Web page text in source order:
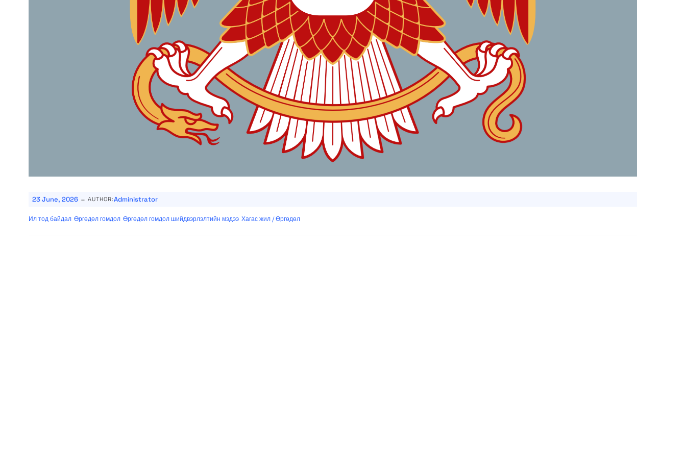
23 June, 2026 - AUTHOR:Administrator
Ил тод байдал Өргөдөл гомдол Өргөдөл гомдол шийдвэрлэлтийн мэдээ Хагас жил / Өргөдөл